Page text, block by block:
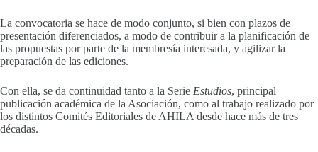
La convocatoria se hace de modo conjunto, si bien con plazos de
presentación diferenciados, a modo de contribuir a la planificación de
las propuestas por parte de la membresía interesada, y agilizar la
preparación de las ediciones.
Con ella, se da continuidad tanto a la Serie Estudios, principal
publicación académica de la Asociación, como al trabajo realizado por
los distintos Comités Editoriales de AHILA desde hace más de tres
décadas.